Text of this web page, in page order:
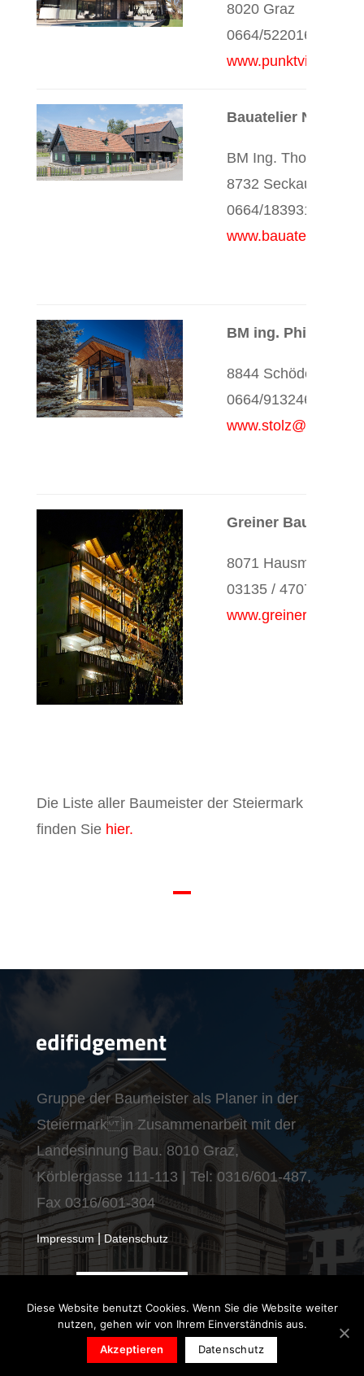
8020 Graz
0664/5220167
www.punktvier.at
Bauatelier Nestler
BM Ing. Thomas
8732 Seckau
0664/1839315
www.bauatelier-
BM ing. Philipp
8844 Schöder
0664/9132466
Greiner
8071
03135 / 47077
www.greinerbau.at
Die Liste aller Baumeister der Steiermark
finden Sie hier.
Gruppe der Baumeister als Planer in der
Steiermark in Zusammenarbeit mit der
Landesinnung Bau. 8010 Graz,
Körblergasse 111-113 | Tel: 0316/601-487,
Fax 0316/601-304
Impressum| Datenschutz
Diese Website benutzt Cookies. Wenn Sie die Website weiter
nutzen, gehen wir von Ihrem Einverständnis aus.
Akzeptieren
Datenschutz